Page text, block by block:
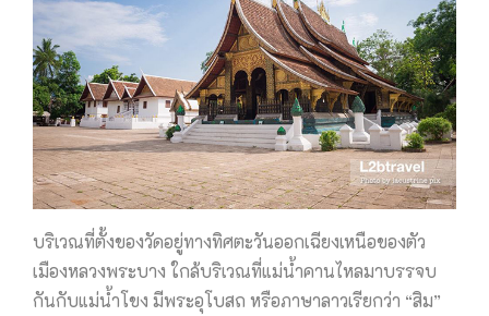
บริเวณที่ตั้งของวัดอยู่ทางทิศตะวันออกเฉียงเหนือของตัว
เมืองหลวงพระบาง ใกล้บริเวณที่แม่น้ำคานไหลมาบรรจบ
กันกับแม่น้ำโขง มีพระอุโบสถ หรือภาษาลาวเรียกว่า “สิม”